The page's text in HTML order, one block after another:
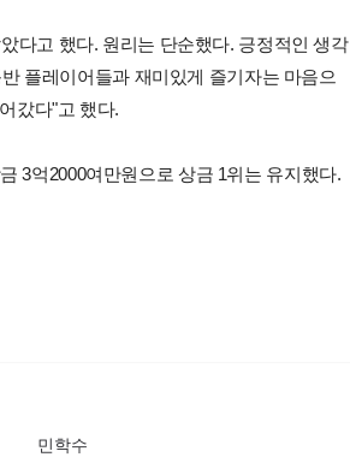
다고 했다. 원리는 단순했다. 긍정적인 생각
플레이어들과 재미있게 즐기자는 마음으
갔다"고 했다.
3억2000여만원으로 상금 1위는 유지했다.
민학수